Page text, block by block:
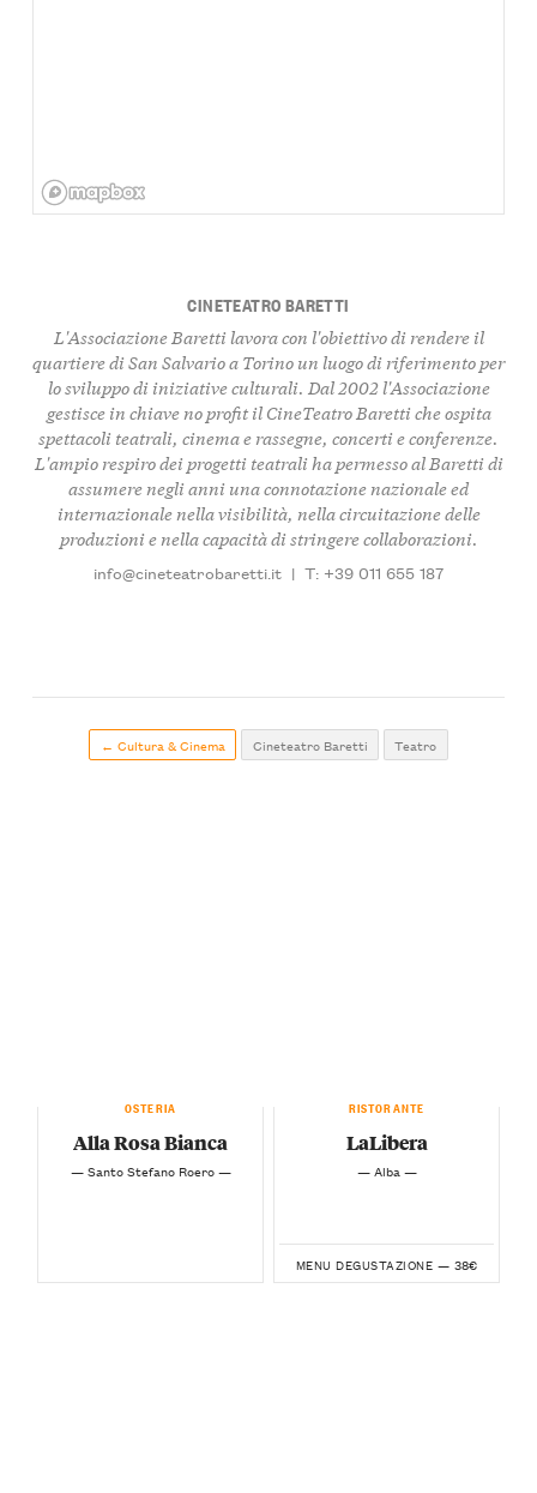
CINETEATRO BARETTI
L'Associazione Baretti lavora con l'obiettivo di rendere il
quartiere di San Salvario a Torino un luogo di riferimento per
lo sviluppo di iniziative culturali. Dal 2002 l'Associazione
gestisce in chiave no profit il CineTeatro Baretti che ospita
spettacoli teatrali, cinema e rassegne, concerti e conferenze.
L'ampio respiro dei progetti teatrali ha permesso al Baretti di
assumere negli anni una connotazione nazionale ed
internazionale nella visibilità, nella circuitazione delle
produzioni e nella capacità di stringere collaborazioni.
info@cineteatrobaretti.it | T: +39 011 655 187
← Cultura & Cinema Cineteatro Baretti Teatro
OSTERIA
Alla Rosa Bianca
— Santo Stefano Roero —
RISTORANTE
LaLibera
— Alba —
MENU DEGUSTAZIONE — 38€